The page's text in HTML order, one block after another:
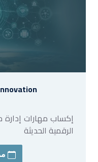
إكساب مهارات إدارة
الرقمية الحديثة